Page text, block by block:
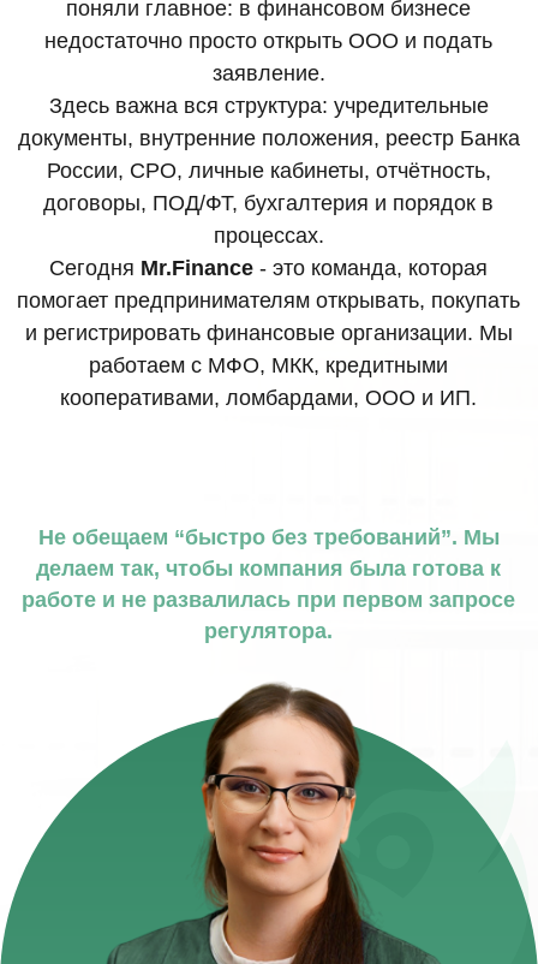
Не обещаем “быстро без требований”. Мы
делаем так, чтобы компания была готова к
работе и не развалилась при первом запросе
Исполнительный
директор Mr.Finance
16 лет в сфере регулирования,
отчётности и судебной защиты бизнеса.
12 лет — в сопровождении ООО и ИП
лучшеслов
170+